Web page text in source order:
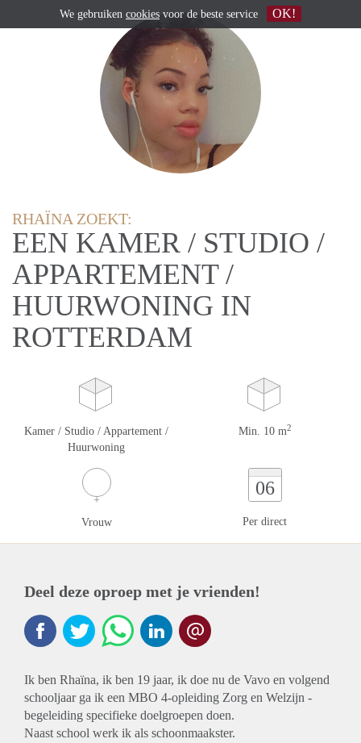
RHAÏNA ZOEKT:
EEN KAMER / STUDIO /
APPARTEMENT /
HUURWONING IN
ROTTERDAM
Kamer / Studio / Appartement /
Huurwoning
Min. 10 m2
Vrouw
06
Per direct
Deel deze oproep met je vrienden!
Ik ben Rhaïna, ik ben 19 jaar, ik doe nu de Vavo en volgend
schooljaar ga ik een MBO 4-opleiding Zorg en Welzijn -
begeleiding specifieke doelgroepen doen.
Naast school werk ik als schoonmaakster.
We gebruiken cookies voor de beste service OK!